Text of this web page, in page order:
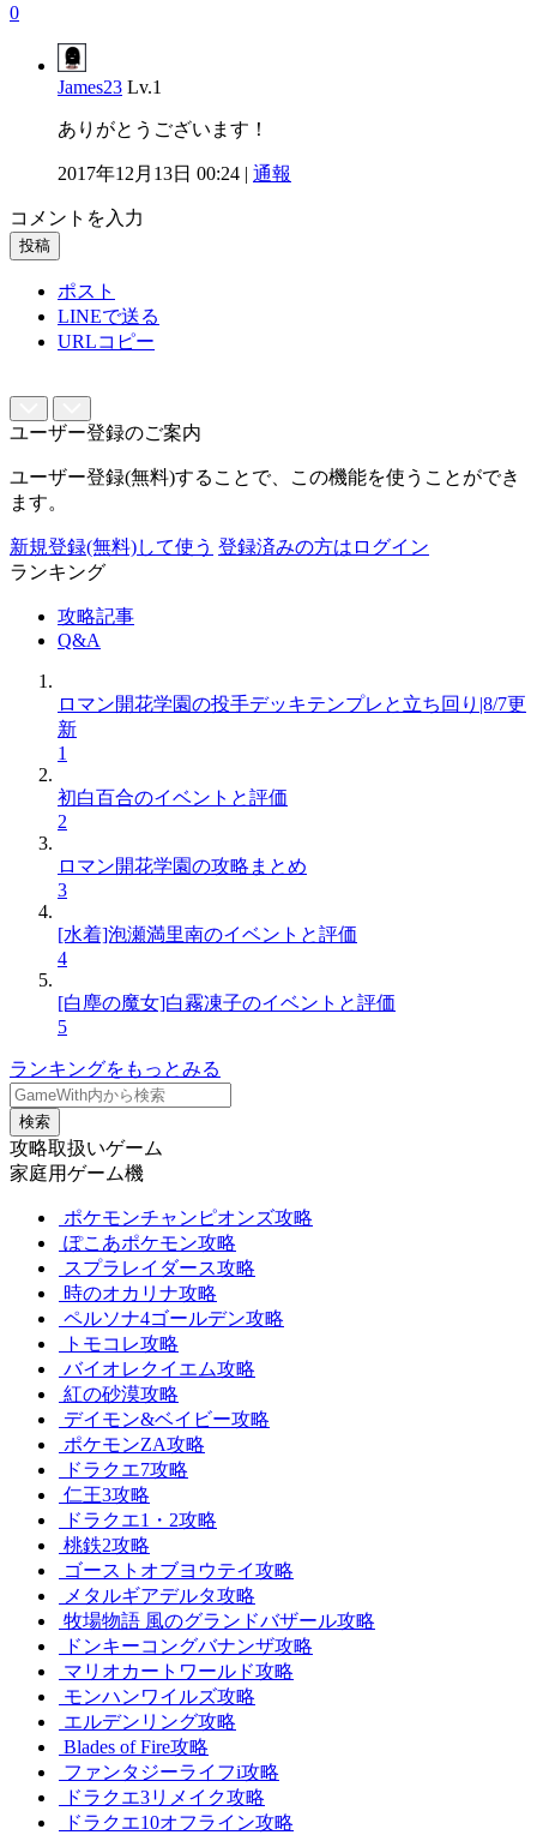
0
James23 Lv.1
ありがとうございます！
2017年12月13日 00:24 | 通報
コメントを入力
投稿
ポスト
LINEで送る
URLコピー
ユーザー登録のご案内
ユーザー登録(無料)することで、この機能を使うことができ
ます。
新規登録(無料)して使う 登録済みの方はログイン
ランキング
攻略記事
Q&A
ロマン開花学園の投手デッキテンプレと立ち回り|8/7更
新
1
初白百合のイベントと評価
2
ロマン開花学園の攻略まとめ
3
[水着]泡瀬満里南のイベントと評価
4
[白塵の魔女]白霧凍子のイベントと評価
5
ランキングをもっとみる
検索
攻略取扱いゲーム
家庭用ゲーム機
ポケモンチャンピオンズ攻略
ぽこあポケモン攻略
スプラレイダース攻略
時のオカリナ攻略
ペルソナ4ゴールデン攻略
トモコレ攻略
バイオレクイエム攻略
紅の砂漠攻略
デイモン&ベイビー攻略
ポケモンZA攻略
ドラクエ7攻略
仁王3攻略
ドラクエ1・2攻略
桃鉄2攻略
ゴーストオブヨウテイ攻略
メタルギアデルタ攻略
牧場物語 風のグランドバザール攻略
ドンキーコングバナンザ攻略
マリオカートワールド攻略
モンハンワイルズ攻略
エルデンリング攻略
Blades of Fire攻略
ファンタジーライフi攻略
ドラクエ3リメイク攻略
ドラクエ10オフライン攻略